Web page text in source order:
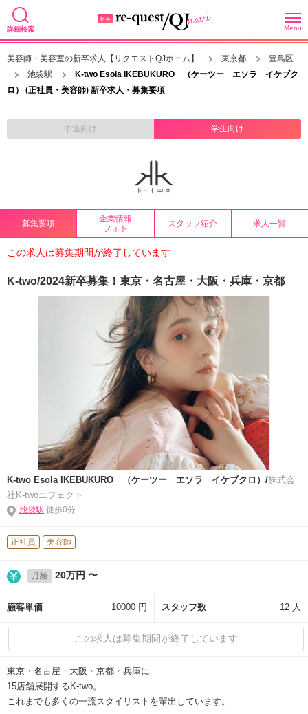
詳細検索 Menu
美容師・美容室の新卒求人【リクエストQJホーム】 東京都
豊島区
池袋駅
K-two Esola IKEBUKURO （ケーツー エソラ イケブク
ロ） (正社員・美容師) 新卒求人・募集要項
中途向け 学生向け
募集要項
企業情報
フォト
スタッフ紹介 求人一覧
この求人は募集期間が終了しています
K-two/2024新卒募集！東京・名古屋・大阪・兵庫・京都
K-two Esola IKEBUKURO （ケーツー エソラ イケブクロ）/株式会
社K-twoエフェクト
池袋駅 徒歩0分
正社員 美容師
月給 20万円 〜
顧客単価 10000 円 スタッフ数 12 人
この求人は募集期間が終了しています
東京・名古屋・大阪・京都・兵庫に
15店舗展開するK-two。
これまでも多くの一流スタイリストを輩出しています。